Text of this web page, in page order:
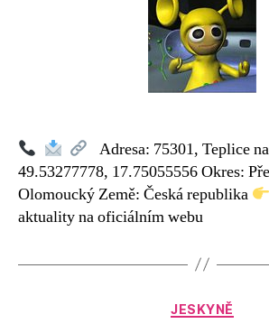
Adresa: 75301, Teplice
49.53277778, 17.75055556 Okres:
Olomoucký Země: Česká republika
aktuality na oficiálním webu
Rubriky
JESKYNĚ